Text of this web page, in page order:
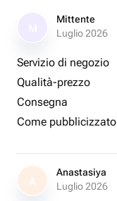
Mittente
Luglio 2026
Servizio di negozio
Qualità-prezzo
Consegna
Come pubblicizzato
A
Anastasiya
Luglio 2026